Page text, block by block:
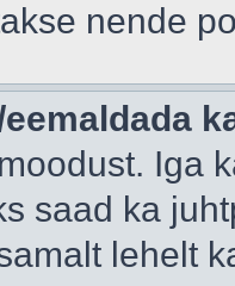
nende
Iga
saad ka
lehelt